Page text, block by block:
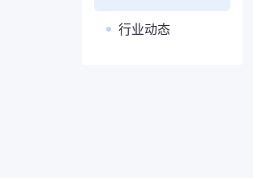
行业动态